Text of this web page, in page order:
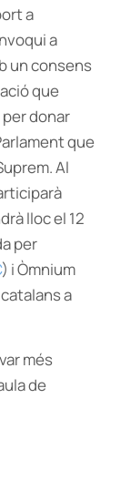
a
a
un consens
que
donar
que
Al
lloc el 12
per
) i Òmnium
a
més
de